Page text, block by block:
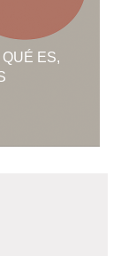
ES,